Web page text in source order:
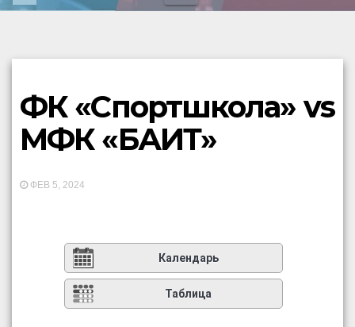
ФК «Спортшкола» vs
МФК «БАИТ»
ФЕВ 5, 2024
Календарь
Таблица